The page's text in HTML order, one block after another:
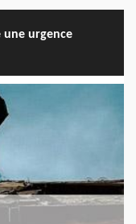
une urgence